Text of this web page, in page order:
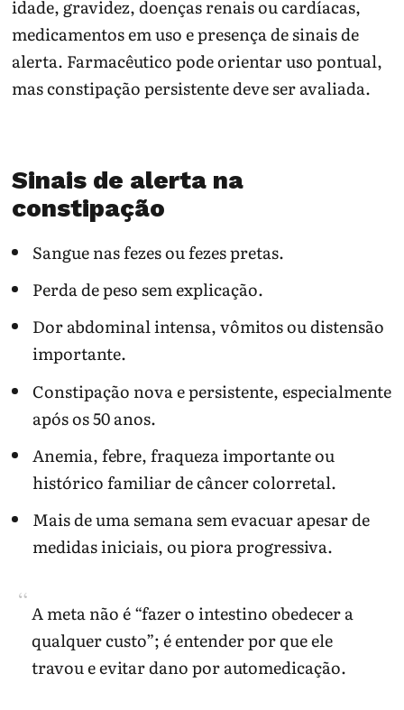
idade, gravidez, doenças renais ou cardíacas,
medicamentos em uso e presença de sinais de
alerta. Farmacêutico pode orientar uso pontual,
mas constipação persistente deve ser avaliada.
Sinais de alerta na
constipação
Sangue nas fezes ou fezes pretas.
Perda de peso sem explicação.
Dor abdominal intensa, vômitos ou distensão
importante.
Constipação nova e persistente, especialmente
após os 50 anos.
Anemia, febre, fraqueza importante ou
histórico familiar de câncer colorretal.
Mais de uma semana sem evacuar apesar de
medidas iniciais, ou piora progressiva.
A meta não é “fazer o intestino obedecer a
qualquer custo”; é entender por que ele
travou e evitar dano por automedicação.